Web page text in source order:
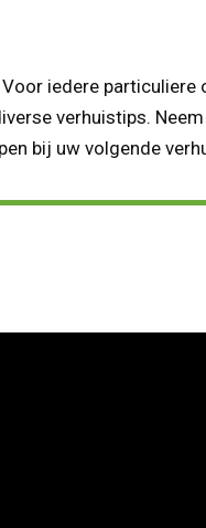
iedere
verhuistips.
bij uw volgende